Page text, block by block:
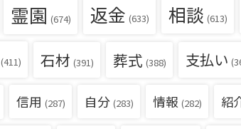
霊園 (674) 返金 (633) 相談 (613)
(411) 石材 (391) 葬式 (388) 支払い
信用 (287) 自分 (283) 情報 (282) 紹